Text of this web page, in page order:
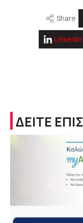
Share
Linkedin
ΔΕΙΤΕ